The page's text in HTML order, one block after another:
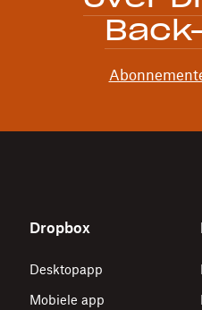
Dropbox
Desktopapp
Mobiele app